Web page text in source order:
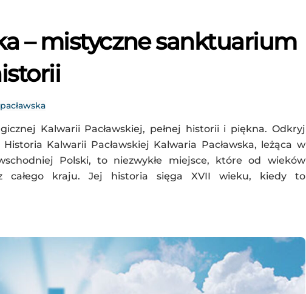
– mistyczne sanktuarium
Kalwarii Pacławskiej, pełnej historii i piękna. Odkryj
Kalwarii Pacławskiej Kalwaria Pacławska, leżąca w
Polski, to niezwykłe miejsce, które od wieków
całego kraju. Jej historia sięga XVII wieku, kiedy to